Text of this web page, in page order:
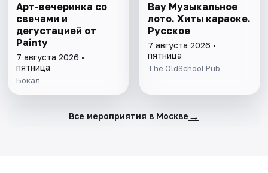
Арт-вечеринка со
свечами и
дегустацией от
Painty
7 августа 2026 •
пятница
Бокал
Вау Музыкальное
лото. Хиты караоке.
Русское
7 августа 2026 •
пятница
The OldSchool Pub
Все мероприятия в Москве →